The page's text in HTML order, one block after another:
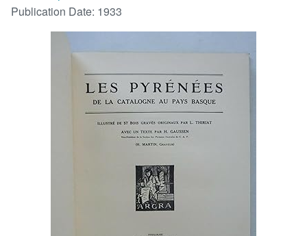
Advanced Search
Art & Collectibles
CLOSE
Publication Date: 1933